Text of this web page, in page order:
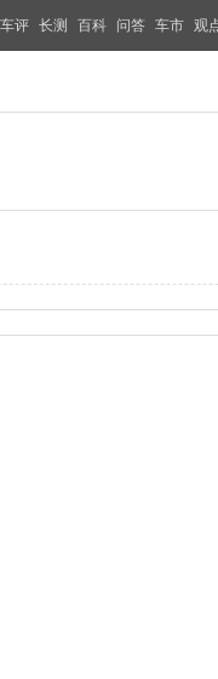
车评 长测 百科 问答 车市 观